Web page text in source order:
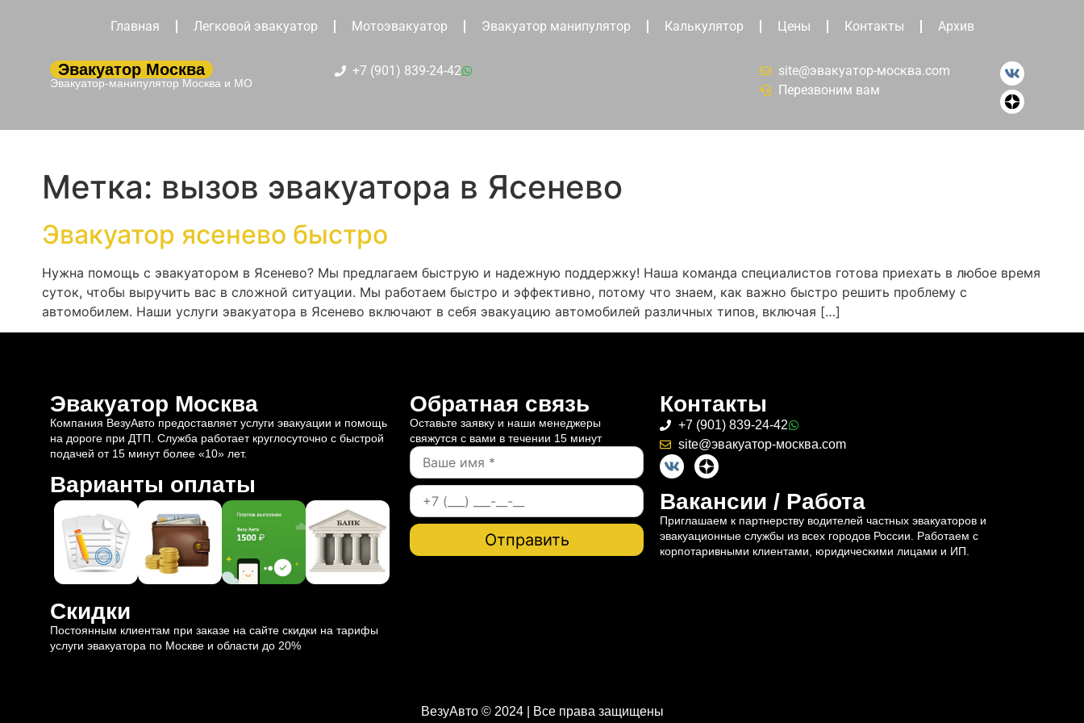
Главная Легковой эвакуатор Мотоэвакуатор Эвакуатор манипулятор Калькулятор Цены Контакты Архив
Эвакуатор Москва
Эвакуатор-манипулятор Москва и МО
+7 (901) 839-24-42
site@эвакуатор-москва.com
Перезвоним вам
Метка: вызов эвакуатора в Ясенево
Эвакуатор ясенево быстро
Нужна помощь с эвакуатором в Ясенево? Мы предлагаем быструю и надежную поддержку! Наша команда специалистов готова приехать в любое время
суток, чтобы выручить вас в сложной ситуации. Мы работаем быстро и эффективно, потому что знаем, как важно быстро решить проблему с
автомобилем. Наши услуги эвакуатора в Ясенево включают в себя эвакуацию автомобилей различных типов, включая […]
Эвакуатор Москва
Компания ВезуАвто предоставляет услуги эвакуации и помощь
на дороге при ДТП. Служба работает круглосуточно с быстрой
подачей от 15 минут более «10» лет.
Варианты оплаты
Скидки
Постоянным клиентам при заказе на сайте скидки на тарифы
услуги эвакуатора по Москве и области до 20%
Обратная связь
Оставьте заявку и наши менеджеры
свяжутся с вами в течении 15 минут
Контакты
+7 (901) 839-24-42
site@эвакуатор-москва.com
Вакансии / Работа
Приглашаем к партнерству водителей частных эвакуаторов и
эвакуационные службы из всех городов России. Работаем с
корпотаривными клиентами, юридическими лицами и ИП.
ВезуАвто © 2024 | Все права защищены